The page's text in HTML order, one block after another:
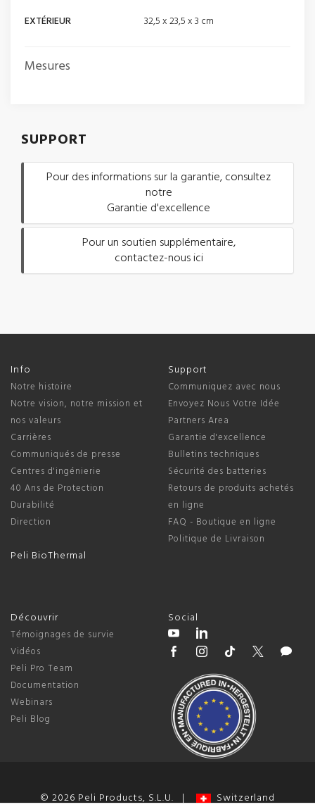
EXTÉRIEUR 32,5 x 23,5 x 3 cm
Mesures
SUPPORT
Pour des informations sur la garantie, consultez
notre
Garantie d'excellence
Pour un soutien supplémentaire,
contactez-nous ici
Info
Notre histoire
Notre vision, notre mission et
nos valeurs
Carrières
Communiqués de presse
Centres d'ingénierie
40 Ans de Protection
Durabilité
Direction
Peli BioThermal
Support
Communiquez avec nous
Envoyez Nous Votre Idée
Partners Area
Garantie d'excellence
Bulletins techniques
Sécurité des batteries
Retours de produits achetés
en ligne
FAQ - Boutique en ligne
Politique de Livraison
Découvrir
Témoignages de survie
Vidéos
Peli Pro Team
Documentation
Webinars
Peli Blog
Social
© 2026 Peli Products, S.L.U. | Switzerland